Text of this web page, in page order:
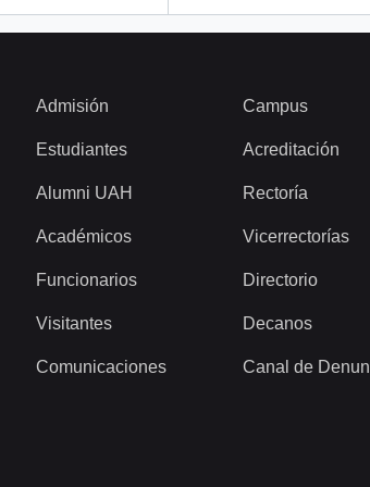
Admisión
Estudiantes
Alumni UAH
Académicos
Funcionarios
Visitantes
Comunicaciones
Campus
Acreditación
Rectoría
Vicerrectorías
Directorio
Decanos
Canal de